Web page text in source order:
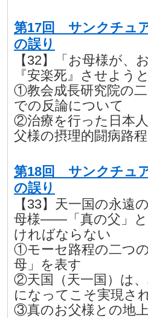
第17回 サンクチュ
の誤り
【32】「お母様が、
『安楽死』させよう
①教会成長研究院の
での反論について
②治療を行った日本
父様の摂理的闘病路
第18回 サンクチュ
の誤り
【33】天一国の永遠
母様――「真の父」と
ければならない
①モーセ路程の二つ
母」を表す
②天国（天一国）は
になってこそ実現さ
③真のお父様との地